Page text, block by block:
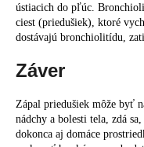
ústiacich do pľúc.
ciest (priedušiek), ktoré
dostávajú bronchiolitídu,
Záver
Zápal priedušiek môže byť
nádchy a bolesti tela, zdá
dokonca aj domáce